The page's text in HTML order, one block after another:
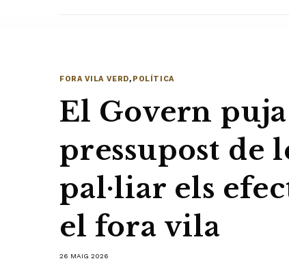
FORA VILA VERD, POLÍTICA
El Govern
pressupost de
pal·liar els
el fora vila
26 MAIG 2026